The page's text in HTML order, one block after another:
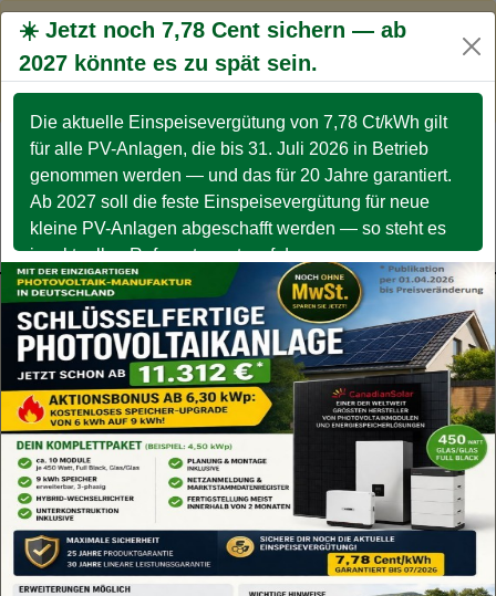
Wir verwendenCookies, durch die weitere Nutzung
der Webseite stimmen Sie der Verwendung von
Cookieszu.Datenschutzerklärung
☀️ Jetzt noch 7,78 Cent sichern — ab
2027 könnte es zu spät sein.
Die aktuelle Einspeisevergütung von 7,78 Ct/kWh gilt
für alle PV-Anlagen, die bis 31. Juli 2026 in Betrieb
genommen werden — und das für 20 Jahre garantiert.
Ab 2027 soll die feste Einspeisevergütung für neue
kleine PV-Anlagen abgeschafft werden — so steht es
im aktuellen Referentenentwurf des
Wirtschaftsministeriums. TIP ➡️ Jetzt unverbindlich
beraten lassen — bevor das Fenster schließt.
SENDEN
BUCHEN
AKTUELLE
TERMINE
Home
Mehr Geld verdienen
Weniger Geld bezahlen
Meine Angebote
Service
Energie "jeder machts" - Reduzierung |
Produktion | Optimierung -
Dokumente
Ausschreibung - ENERGIEREFERENT = BERUF
MIT ZUKUNFT (PDF)
Mache DICH doch nebenberuflich Selbstständig
(PDF)